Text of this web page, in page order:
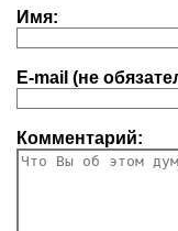
Имя:
E-mail (не
Комментарий: